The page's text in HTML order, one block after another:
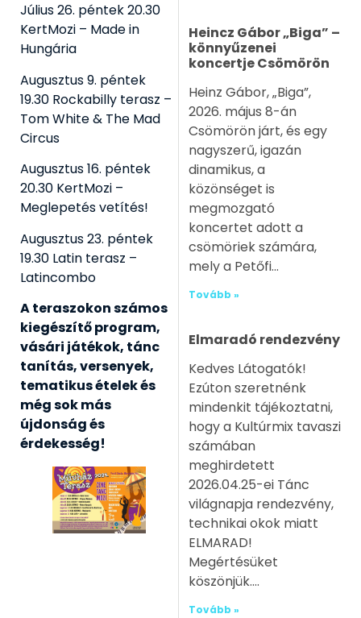
Július 26. péntek 20.30
KertMozi – Made in
Hungária
Augusztus 9. péntek
19.30 Rockabilly terasz –
Tom White & The Mad
Circus
Augusztus 16. péntek
20.30 KertMozi –
Meglepetés vetítés!
Augusztus 23. péntek
19.30 Latin terasz –
Latincombo
A teraszokon számos
kiegészítő program,
vásári játékok, tánc
tanítás, versenyek,
tematikus ételek és
még sok más
újdonság és
érdekesség!
Heincz Gábor „Biga” –
könnyűzenei
koncertje Csömörön
Heinz Gábor, „Biga”,
2026. május 8-án
Csömörön járt, és egy
nagyszerű, igazán
dinamikus, a
közönséget is
megmozgató
koncertet adott a
csömöriek számára,
mely a Petőfi
Tovább »
Elmaradó rendezvény
Kedves Látogatók!
Ezúton szeretnénk
mindenkit tájékoztatni,
hogy a Kultúrmix tavaszi
számában
meghirdetett
2026.04.25-ei Tánc
világnapja rendezvény,
technikai okok miatt
ELMARAD!
Megértésüket
köszönjük.
Tovább »